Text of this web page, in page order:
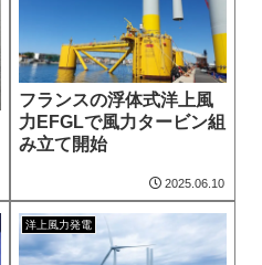
フランスの浮体式洋上風
力EFGLで風力タービン組
み立て開始
2025.06.10
洋上風力発電